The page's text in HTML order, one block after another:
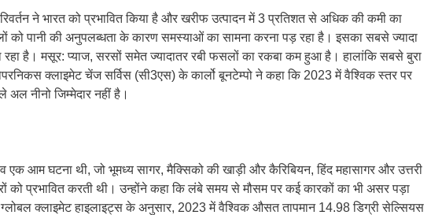
ने भारत को प्रभावित किया है और खरीफ उत्पादन में 3 प्रतिशत से अधिक की कमी का
को पानी की अनुपलब्धता के कारण समस्याओं का सामना करना पड़ रहा है। इसका सबसे ज्यादा
है। मसूर: प्याज, सरसों समेत ज्यादातर रबी फसलों का रकबा कम हुआ है। हालांकि सबसे बुरा
क्लाइमेट चेंज सर्विस (सी3एस) के कार्लो बूनटेम्पो ने कहा कि 2023 में वैश्विक स्तर पर
नीनो जिम्मेदार नहीं है।
एक आम घटना थी, जो भूमध्य सागर, मैक्सिको की खाड़ी और कैरिबियन, हिंद महासागर और उत्तरी
को प्रभावित करती थी। उन्होंने कहा कि लंबे समय से मौसम पर कई कारकों का भी असर पड़ा
क्लाइमेट हाइलाइट्स के अनुसार, 2023 में वैश्विक औसत तापमान 14.98 डिग्री सेल्सियस